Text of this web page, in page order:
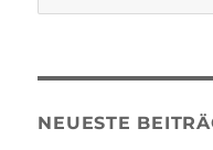
nach:
NEUESTE